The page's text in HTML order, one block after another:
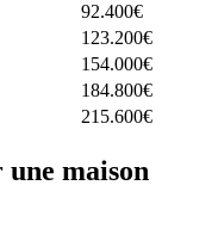
92.400€
123.200€
154.000€
184.800€
215.600€
maison